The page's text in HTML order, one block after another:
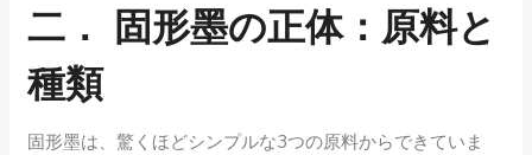
二． 固形墨の正体：原料と
種類
固形墨は、驚くほどシンプルな3つの原料からできていま